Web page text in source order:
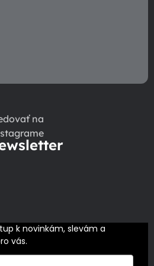
na
k novinkám, slevám a
vás.